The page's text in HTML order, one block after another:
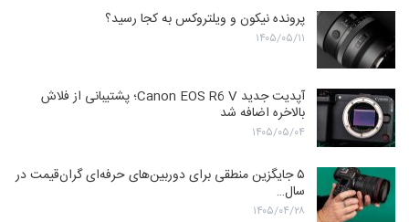
پرونده نیکون و ویلتروکس به کجا رسید؟
۱۴۰۵/۰۵/۱۱
آپدیت جدید Canon EOS R6 V؛ پشتیبانی از فلاش
بالاخره اضافه شد
۱۴۰۵/۰۵/۰۴
۵ جایگزین منطقی برای دوربین‌های حرفه‌ای گران‌قیمت در
سال…
۱۴۰۵/۰۴/۲۸